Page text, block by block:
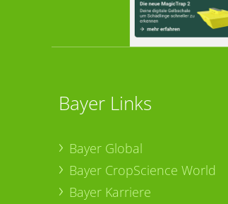
Bayer Links
Bayer Global
Bayer CropScience World
Bayer Karriere